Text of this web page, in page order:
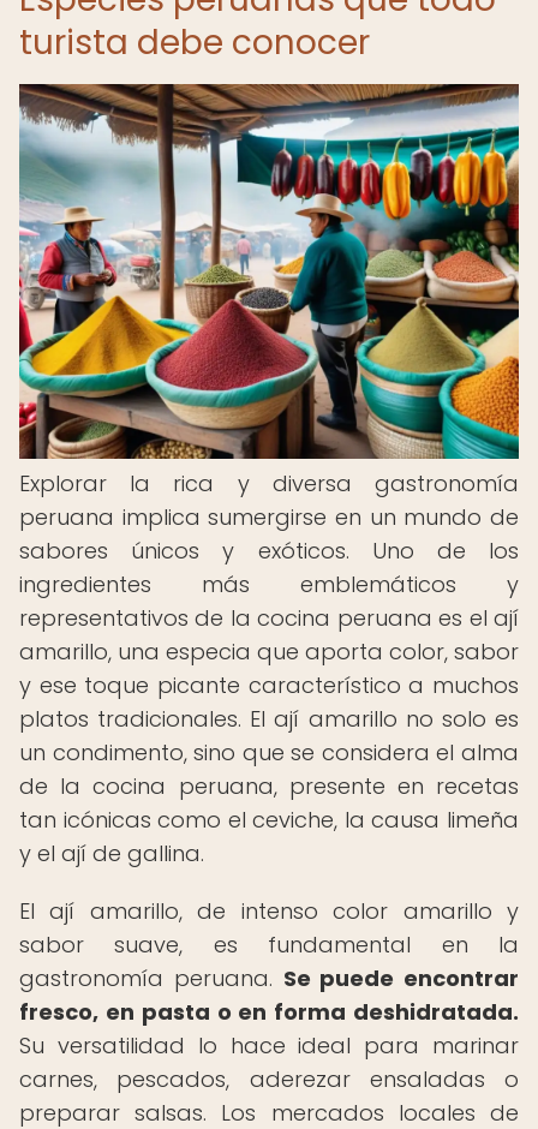
turista debe conocer
Explorar la rica y diversa gastronomía
peruana implica sumergirse en un mundo de
sabores únicos y exóticos. Uno de los
ingredientes más emblemáticos y
representativos de la cocina peruana es el ají
amarillo, una especia que aporta color, sabor
y ese toque picante característico a muchos
platos tradicionales. El ají amarillo no solo es
un condimento, sino que se considera el alma
de la cocina peruana, presente en recetas
tan icónicas como el ceviche, la causa limeña
y el ají de gallina.
El ají amarillo, de intenso color amarillo y
sabor suave, es fundamental en la
gastronomía peruana. Se puede encontrar
fresco, en pasta o en forma deshidratada.
Su versatilidad lo hace ideal para marinar
carnes, pescados, aderezar ensaladas o
preparar salsas. Los mercados locales de